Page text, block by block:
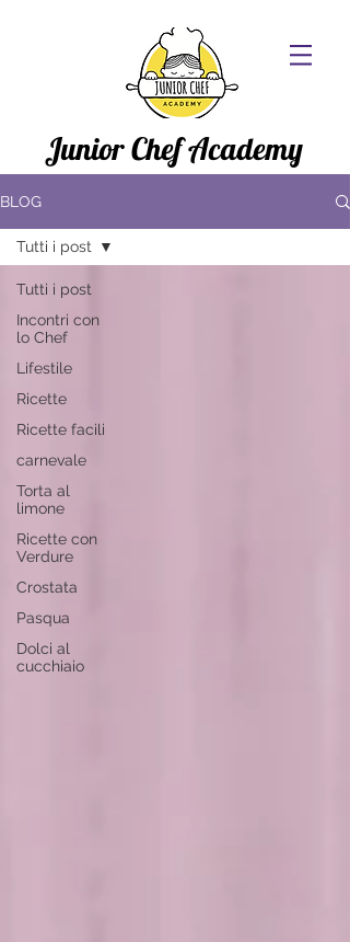
Junior Chef Academy
BLOG
Tutti i post
Incontri con
lo Chef
Lifestile
Ricette
Ricette facili
carnevale
Torta al
limone
Ricette con
Verdure
Crostata
Pasqua
Dolci al
cucchiaio
Tutti i post